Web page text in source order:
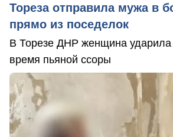
Тореза отправила мужа в
прямо из поседелок
В Торезе ДНР женщина
время пьяной ссоры